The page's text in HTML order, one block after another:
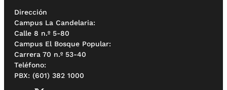
Dirección
Campus La Candelaria:
Calle 8 n.º 5-80
Campus El Bosque Popular:
Carrera 70 n.º 53-40
Teléfono:
PBX: (601) 382 1000